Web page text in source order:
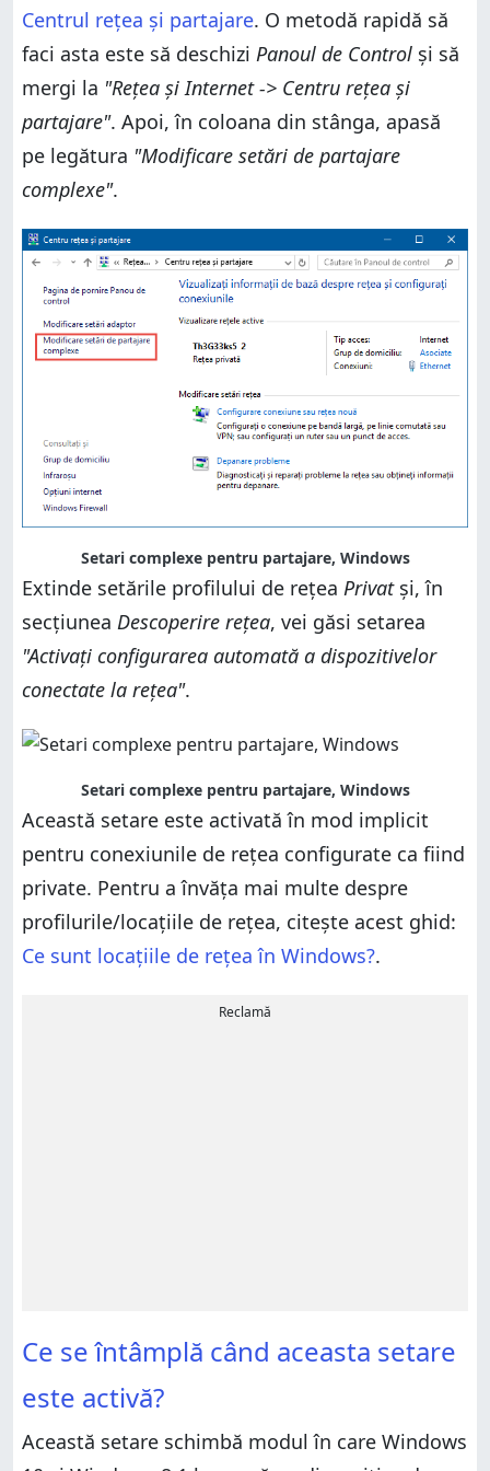
Centrul rețea și partajare. O metodă rapidă să
faci asta este să deschizi Panoul de Control și să
mergi la "Rețea și Internet -> Centru rețea și
partajare". Apoi, în coloana din stânga, apasă
pe legătura "Modificare setări de partajare
complexe".
Setari complexe pentru partajare, Windows
Extinde setările profilului de rețea Privatși, în
secțiunea Descoperire rețea, vei găsi setarea
"Activați configurarea automată a dispozitivelor
conectate la rețea".
Setari complexe pentru partajare, Windows
Această setare este activată în mod implicit
pentru conexiunile de rețea configurate ca fiind
private. Pentru a învăța mai multe despre
profilurile/locațiile de rețea, citește acest ghid:
Ce sunt locațiile de rețea în Windows?.
Reclamă
Ce se întâmplă când aceasta setare
este activă?
Această setare schimbă modul în care Windows